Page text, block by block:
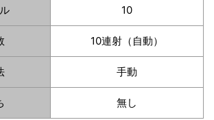
10
10連射（自動）
手動
無し